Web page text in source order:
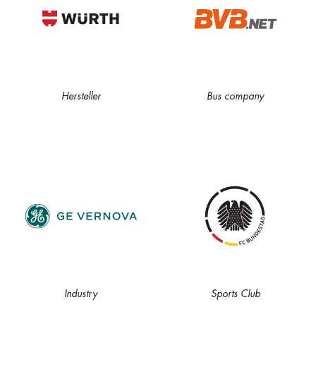
Hersteller Bus company
Industry Sports Club